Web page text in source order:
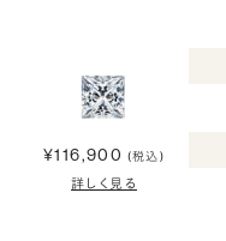
¥116,900 (税込)
詳しく見る